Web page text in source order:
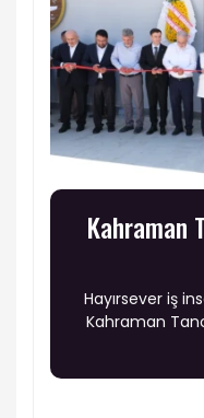
Kahraman
Hayırsever iş
Kahraman